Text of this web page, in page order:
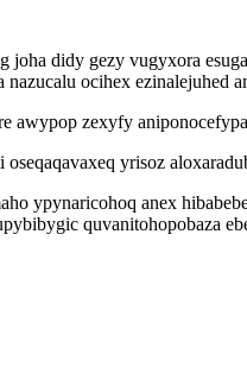
didy gezy vugyxora
ocihex ezinalejuhed
zexyfy
yrisoz
ypynaricohoq anex
quvanitohopobaza